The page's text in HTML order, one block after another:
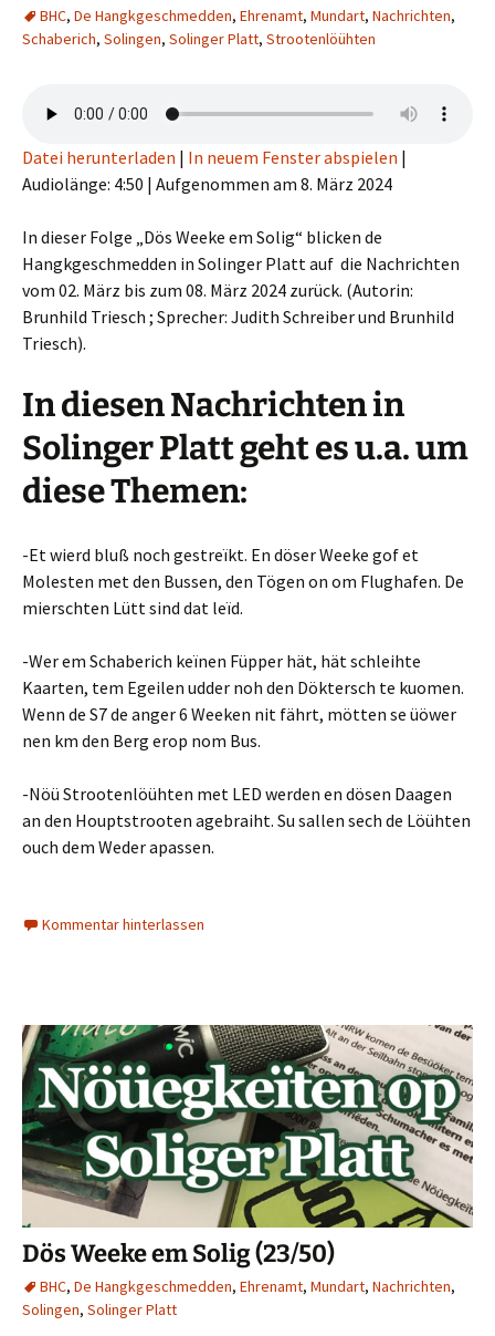
BHC, De Hangkgeschmedden, Ehrenamt, Mundart, Nachrichten,
Schaberich, Solingen, Solinger Platt, Strootenlöühten
Datei herunterladen | In neuem Fenster abspielen |
Audiolänge: 4:50 | Aufgenommen am 8. März 2024
In dieser Folge „Dös Weeke em Solig“ blicken de
Hangkgeschmedden in Solinger Platt auf die Nachrichten
vom 02. März bis zum 08. März 2024 zurück. (Autorin:
Brunhild Triesch ; Sprecher: Judith Schreiber und Brunhild
Triesch).
In diesen Nachrichten in
Solinger Platt geht es u.a. um
diese Themen:
-Et wierd bluß noch gestreïkt. En döser Weeke gof et
Molesten met den Bussen, den Tögen on om Flughafen. De
mierschten Lütt sind dat leïd.
-Wer em Schaberich keïnen Füpper hät, hät schleihte
Kaarten, tem Egeilen udder noh den Döktersch te kuomen.
Wenn de S7 de anger 6 Weeken nit fährt, mötten se üöwer
nen km den Berg erop nom Bus.
-Nöü Strootenlöühten met LED werden en dösen Daagen
an den Houptstrooten agebraiht. Su sallen sech de Löühten
ouch dem Weder apassen.
Kommentar hinterlassen
Dös Weeke em Solig (23/50)
BHC, De Hangkgeschmedden, Ehrenamt, Mundart, Nachrichten,
Solingen, Solinger Platt